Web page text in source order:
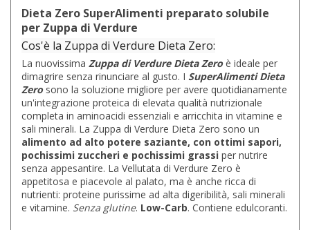
Dieta Zero SuperAlimenti preparato solubile
per Zuppa di Verdure
Cos'è la Zuppa di Verdure Dieta Zero:
La nuovissima Zuppa di Verdure Dieta Zero è ideale per
dimagrire senza rinunciare al gusto. I SuperAlimenti Dieta
Zero sono la soluzione migliore per avere quotidianamente
un'integrazione proteica di elevata qualità nutrizionale
completa in aminoacidi essenziali e arricchita in vitamine e
sali minerali. La Zuppa di Verdure Dieta Zero sono un
alimento ad alto potere saziante, con ottimi sapori,
pochissimi zuccheri e pochissimi grassi per nutrire
senza appesantire. La Vellutata di Verdure Zero è
appetitosa e piacevole al palato, ma è anche ricca di
nutrienti: proteine purissime ad alta digeribilità, sali minerali
e vitamine. Senza glutine. Low-Carb. Contiene edulcoranti.